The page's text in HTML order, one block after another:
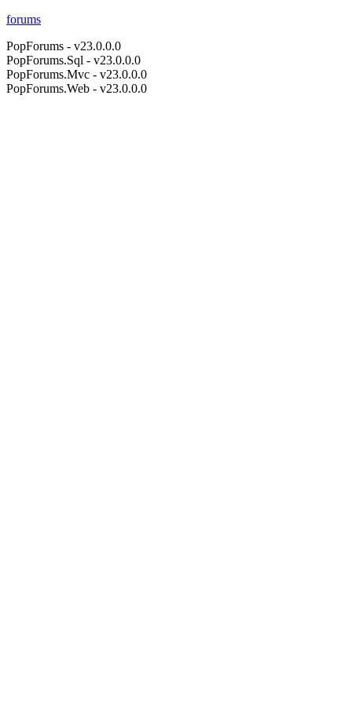
forums
PopForums - v23.0.0.0
PopForums.Sql - v23.0.0.0
PopForums.Mvc - v23.0.0.0
PopForums.Web - v23.0.0.0